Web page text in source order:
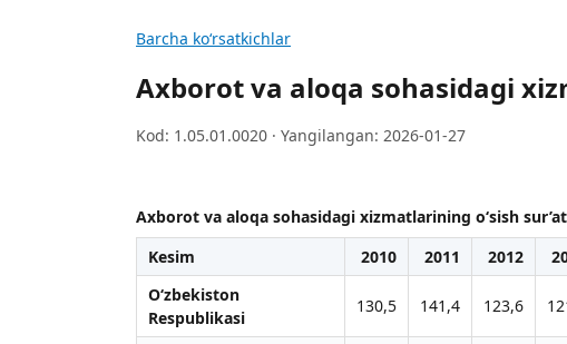
Barcha koʻrsatkichlar
Axborot va aloqa sohasidagi
Kod: 1.05.01.0020 · Yangilangan: 2026-01-27
Axborot va aloqa sohasidagi xizmatlarining o‘sish
Kesim
2010 2011 2012
O‘zbekiston
Respublikasi
130,5 141,4 123,6